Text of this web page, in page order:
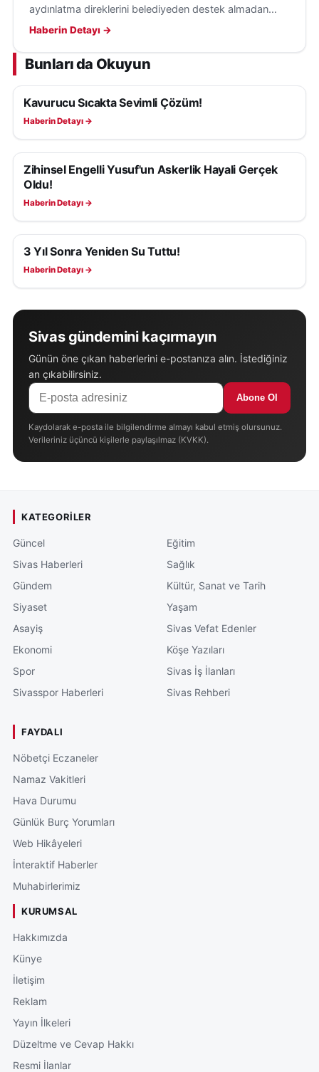
aydınlatma direklerini belediyeden destek almadan
kendi imkânlarıyla boyayarak gönüllü çalışmasıyla
Haberin Detayı →
Bunları da Okuyun
YAŞAM
Kavurucu Sıcakta Sevimli Çözüm!
Haberin Detayı →
YAŞAM
Zihinsel Engelli Yusuf'un Askerlik Hayali Gerçek
Oldu!
Haberin Detayı →
YAŞAM
3 Yıl Sonra Yeniden Su Tuttu!
Haberin Detayı →
Sivas gündemini kaçırmayın
Günün öne çıkan haberlerini e-postanıza alın. İstediğiniz
an çıkabilirsiniz.
Abone Ol
Kaydolarak e-posta ile bilgilendirme almayı kabul etmiş olursunuz.
Verileriniz üçüncü kişilerle paylaşılmaz (KVKK).
KATEGORILER
Güncel
Sivas Haberleri
Gündem
Siyaset
Asayiş
Ekonomi
Spor
Sivasspor Haberleri
Eğitim
Sağlık
Kültür, Sanat ve Tarih
Yaşam
Sivas Vefat Edenler
Köşe Yazıları
Sivas İş İlanları
Sivas Rehberi
FAYDALI
Nöbetçi Eczaneler
Namaz Vakitleri
Hava Durumu
Günlük Burç Yorumları
Web Hikâyeleri
İnteraktif Haberler
Muhabirlerimiz
KURUMSAL
Hakkımızda
Künye
İletişim
Reklam
Yayın İlkeleri
Düzeltme ve Cevap Hakkı
Resmi İlanlar